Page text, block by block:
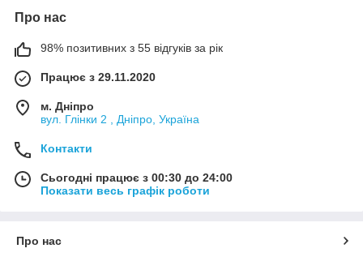
Про нас
98% позитивних з 55 відгуків за рік
Працює з 29.11.2020
м. Дніпро
вул. Глінки 2 , Дніпро, Україна
Контакти
Сьогодні працює з 00:30 до 24:00
Показати весь графік роботи
Про нас